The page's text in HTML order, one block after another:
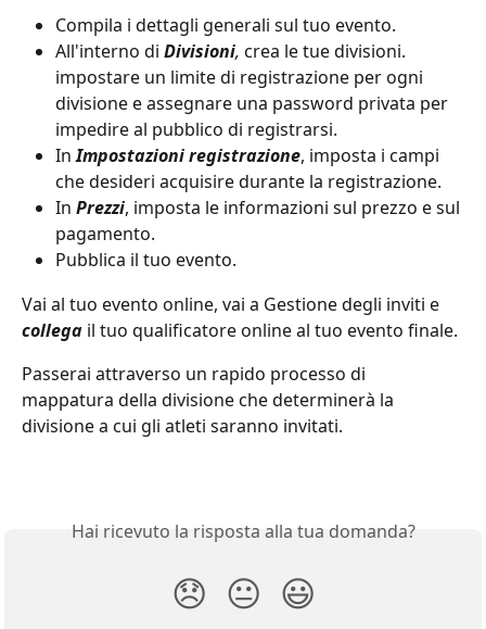
Compila i dettagli generali sul tuo evento.
All'interno di Divisioni, crea le tue divisioni.
impostare un limite di registrazione per ogni
divisione e assegnare una password privata per
impedire al pubblico di registrarsi.
In Impostazioni registrazione, imposta i campi
che desideri acquisire durante la registrazione.
In Prezzi, imposta le informazioni sul prezzo e sul
pagamento.
Pubblica il tuo evento.
Vai al tuo evento online, vai a Gestione degli inviti e
collega il tuo qualificatore online al tuo evento finale.
Passerai attraverso un rapido processo di
mappatura della divisione che determinerà la
divisione a cui gli atleti saranno invitati.
Hai ricevuto la risposta alla tua domanda?
😞 😐 😃